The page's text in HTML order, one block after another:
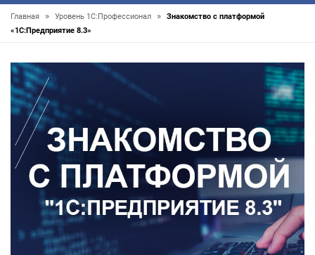
Главная » Уровень 1С:Профессионал »
Знакомство с платформой
«1C:Предприятие 8.3»